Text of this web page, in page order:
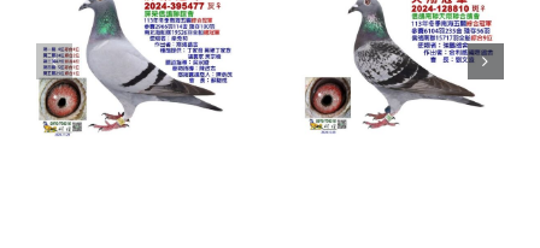
2024年天翔
聯合會冬季
南海五關綜
合入賞鴿欣
2024年東港
1188冬季南
海五關綜合
入賞鴿欣賞